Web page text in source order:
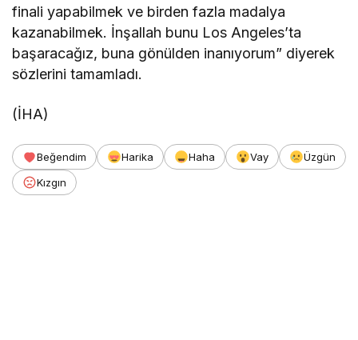
finali yapabilmek ve birden fazla madalya
kazanabilmek. İnşallah bunu Los Angeles’ta
başaracağız, buna gönülden inanıyorum” diyerek
sözlerini tamamladı.
(İHA)
Beğendim Harika Haha Vay
Üzgün
Kızgın